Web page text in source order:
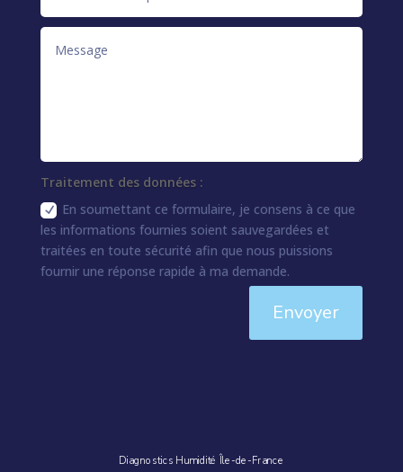
Traitement des données :
En soumettant ce formulaire, je consens à ce que
les informations fournies soient sauvegardées et
traitées en toute sécurité afin que nous puissions
fournir une réponse rapide à ma demande.
Envoyer
Diagnostics Humidité Île-de-France